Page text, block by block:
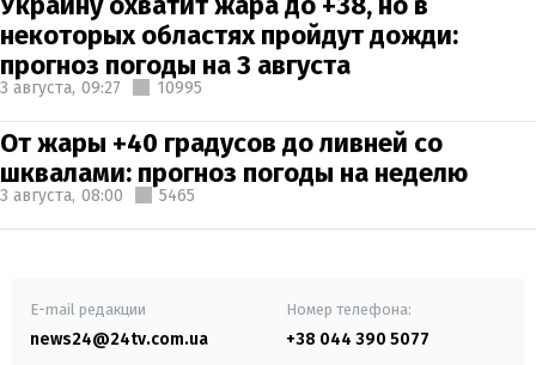
некоторых областях пройдут дожди:
прогноз погоды на 3 августа
3 августа, 09:27 10995
От жары +40 градусов до ливней со
шквалами: прогноз погоды на неделю
3 августа, 08:00 5465
E-mail редакции
news24@24tv.com.ua
Номер телефона:
+38 044 390 5077